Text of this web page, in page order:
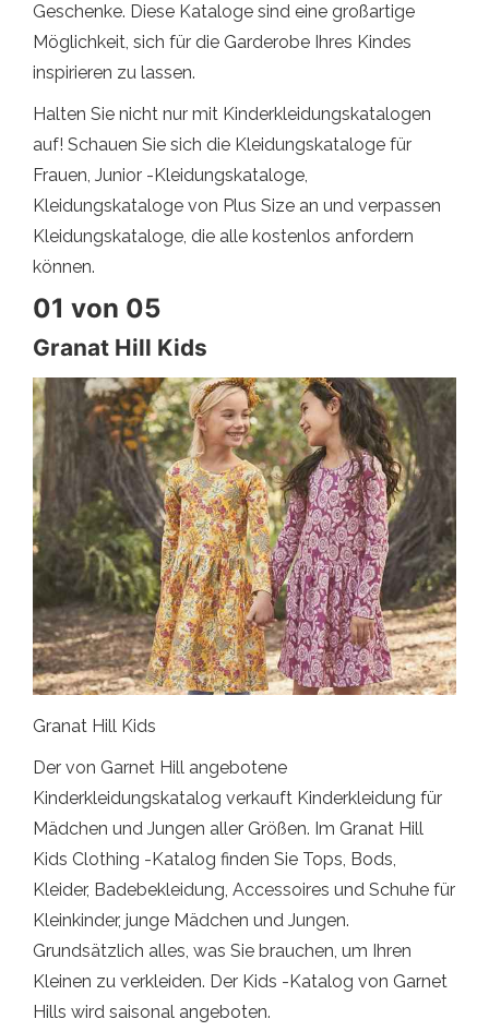
Geschenke. Diese Kataloge sind eine großartige
Möglichkeit, sich für die Garderobe Ihres Kindes
inspirieren zu lassen.
Halten Sie nicht nur mit Kinderkleidungskatalogen
auf! Schauen Sie sich die Kleidungskataloge für
Frauen, Junior -Kleidungskataloge,
Kleidungskataloge von Plus Size an und verpassen
Kleidungskataloge, die alle kostenlos anfordern
können.
01 von 05
Granat Hill Kids
Granat Hill Kids
Der von Garnet Hill angebotene
Kinderkleidungskatalog verkauft Kinderkleidung für
Mädchen und Jungen aller Größen. Im Granat Hill
Kids Clothing -Katalog finden Sie Tops, Bods,
Kleider, Badebekleidung, Accessoires und Schuhe für
Kleinkinder, junge Mädchen und Jungen.
Grundsätzlich alles, was Sie brauchen, um Ihren
Kleinen zu verkleiden. Der Kids -Katalog von Garnet
Hills wird saisonal angeboten.